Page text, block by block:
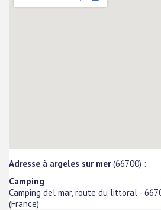
Adresse à argeles sur mer(66700) :
Camping
Camping del mar, route du littoral -
(France)